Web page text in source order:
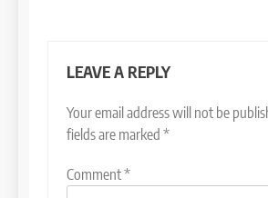
LEAVE A REPLY
Your email address will not be
fields are marked *
Comment*